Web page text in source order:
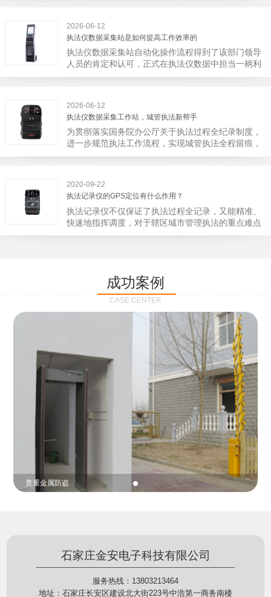
大体只有两个，其一，安装安检门是否会激化矛盾。
其二，安装安检门可以防范于未然。1月6号当天，南
宁市第二医院刚试行安检的首日，检查出10多把各类
刀具和一把管制类刀具。近来伤医事件屡屡发生，安
装安检门可以缓解医生安全感不足的问题，同时安检
2026-06-12
执法仪数据采集站是如何提高工作效率的
执法仪数据采集站自动化操作流程得到了该部门领导
人员的肯定和认可，正式在执法仪数据中担当一柄利
剑。 执法仪数据采集站对于执法仪数据资料的管理
备能自动读取目标对象，并同步到采集站中，此外设
备具有断点续传的功能，如果碰到网络故障，可以从
已经上传或下载的部分开始继续上传下载未完成的部
分，而没有必要从头开始上传下载，能节省时间，提
高速度。再者待数据传输完毕之后，执法仪数据采集
下次直接使用，提高执法仪数据效率。执法仪数据采
集站还具有强大的数据存储管理系统，后台统计不同
上传时段、不同重要级别的数据，将统计结果以图表
或者报表的形式呈现；设备设置有用户操作权限管
理，自动将用户警员编号与执法仪编号绑定，保障数
据的合法性，同时系统可设置每个警员的权限，明确
2026-06-12
执法仪数据采集工作站，城管执法新帮手
为贯彻落实国务院办公厅关于执法过程全纪录制度，
进一步规范执法工作流程，实现城管执法全程留痕，
深入推进执法队伍规范化建设，给城管执法工作添加
止了双方矛盾的发生。现在有了执法仪数据采集工作
站，执法队员的担忧便得到有效的解决。每个采集工
作站可支持多台执法记录仪设备同时上传数据，队员
当天使用当天上传，通过数据线接入到采集工作站，
它会自动读取所有的视频、音频、图片、日志等信
作站也能自动为执法记录仪充充电、校校时，做执法
记录仪的贴心小"保姆"。随着群众法律意识的逐步提
高，行政执法行为更加"阳光、透明"，通过工作站可
以随时调取证据视频，精准查阅现场资料，直戳了当
的展示给行政相对人看，有效的减少了行政相对人对
城管执法行为的误解，树立了执法的公信力。
2020-09-22
执法记录仪的GPS定位有什么作用？
执法记录仪不仅保证了执法过程全记录，又能精准、
快速地指挥调度，对于辖区城市管理执法的重点难点
也能一目了然，在城市管理工作信息化中发挥着重要
定位模块，可通过移动网络将位置信息实时发送到监
控中心，在平台的电子地图上显示出设备的具体位
置，实时查看执法人员到岗情况及根据执法环境迅速
调配周边执法人员。同时，内置NFC芯片，可支持身
份证查验等拓展功能，在实战中发挥着重要的作用，
能广泛应用于交警公安执法、卫生监督、城管执法、
海关执法、路政、质量监督、林业园林、消防、质量
监督、公路铁路等各个领域。
成功案例
CASE CENTER
贵重金属防盗
石家庄金安电子科技有限公司
服务热线：13803213464
地址：石家庄长安区建设北大街223号中浩第一商务南楼